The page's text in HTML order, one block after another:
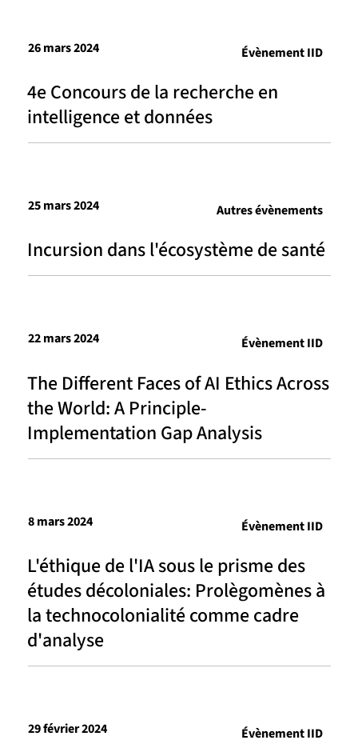
4e Concours de la recherche en
intelligence et données
26 mars 2024 Évènement IID
Incursion dans l'écosystème de santé
25 mars 2024 Autres évènements
The Different Faces of AI Ethics Across
the World: A Principle-
Implementation Gap Analysis
22 mars 2024 Évènement IID
L'éthique de l'IA sous le prisme des
études décoloniales: Prolègomènes à
la technocolonialité comme cadre
d'analyse
8 mars 2024 Évènement IID
29 février 2024 Évènement IID